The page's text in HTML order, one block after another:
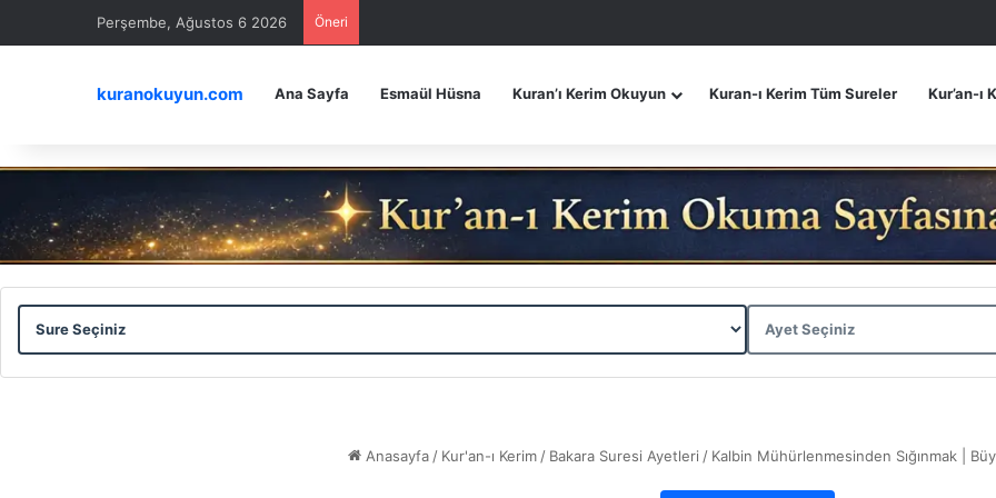
Perşembe, Ağustos 6 2026 Öneri
kuranokuyun.com Ana Sayfa Esmaül Hüsna Kuran’ı Kerim Okuyun Kuran-ı Kerim Tüm Sureler Kur’an-ı
Anasayfa / Kur'an-ı Kerim / Bakara Suresi Ayetleri / Kalbin Mühürlenmesinden Sığınmak |